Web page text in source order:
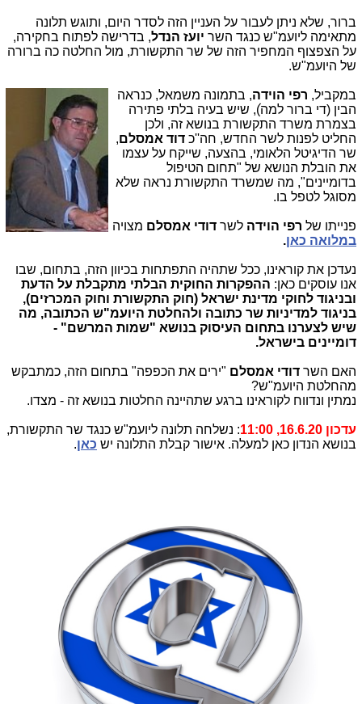
ברור, שלא ניתן לעבור על העניין הזה לסדר היום, ותוגש תלונה
מתאימה ליועמ"ש כנגד השר יועז הנדל, בדרישה לפתוח בחקירה,
על הצפצוף המחפיר הזה של שר התקשורת, מול החלטה כה ברורה
של היועמ"ש.
במקביל, רפי הוידה, בתמונה משמאל, כנראה
הבין (די ברור למהׂׂ), שיש בעיה בלתי פתירה
בצמרת משרד התקשורת בנושא זה, ולכן
החליט לפנות לשר החדש, חה''כ דוד אמסלם,
שר הדיגיטל הלאומי, בהצעה, שייקח על עצמו
את הובלת הנושא של "תחום הטיפול
בדומיינים", מה שמשרד התקשורת נראה שלא
מסוגל לטפל בו.
פנייתו של רפי הוידה לשר דודי אמסלם מצויה
במלואה כאן.
נעדכן את קוראינו, ככל שתהיה התפתחות בכיוון הזה, בתחום, שבו
אנו עוסקים כאן: ההפקרות החוקית הבלתי מתקבלת על הדעת
ובניגוד לחוקי מדינת ישראל (חוק התקשורת וחוק המכרזים),
בניגוד למדיניות שר כתובה ולהחלטת היועמ"ש הכתובה, מה
שיש לצערנו בתחום העיסוק בנושא "שמות המרשם" -
דומיינים בישראל.
האם השר דודי אמסלם "ירים את הכפפה" בתחום הזה, כמתבקש
מהחלטת היועמ"ש?
נמתין ונדווח לקוראינו ברגע שתהיינה החלטות בנושא זה - מצדו.
עדכון 16.6.20, 11:00
: נשלחה תלונה ליועמ"ש כנגד שר התקשורת,
בנושא הנדון כאן למעלה. אישור קבלת התלונה יש כאן.